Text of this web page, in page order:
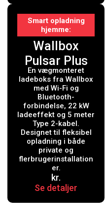
elæ
Smart opladning
hjemme
Wallbox
Pulsar Plus
ladeboks
med Wi-Fi, 22
kW, 5 meter,
Type 2, sort
En vægmonteret
ladeboks fra Wallbox
med Wi-Fi og
Bluetooth-
forbindelse, 22 kW
ladeeffekt og 5 meter
Type 2-kabel.
Designet til fleksibel
opladning i både
private og
flerbrugerinstallation
er.
kr.
Se detaljer